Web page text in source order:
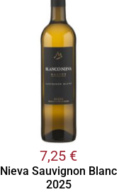
7,25 €
Nieva Sauvignon Blanc
2025